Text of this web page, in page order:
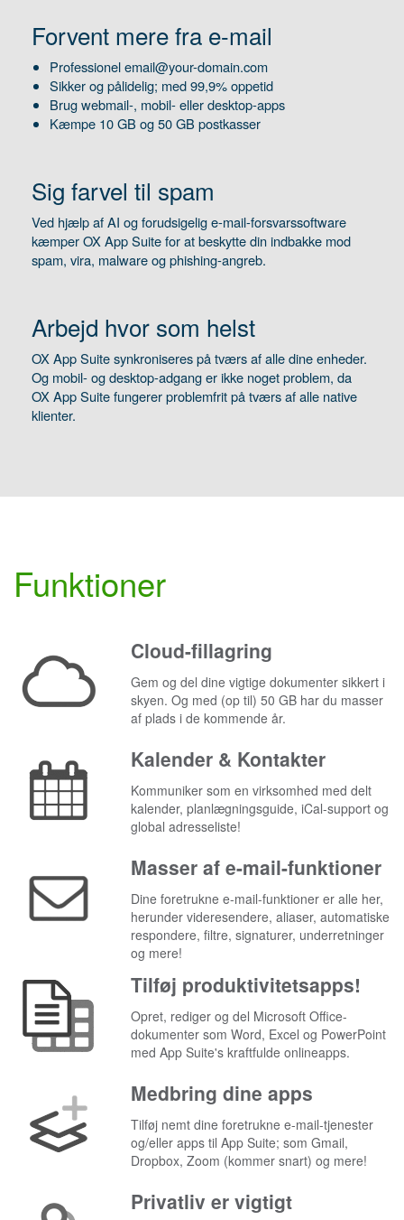
Forvent mere fra e-mail
Professionel email@your-domain.com
Sikker og pålidelig; med 99,9% oppetid
Brug webmail-, mobil- eller desktop-apps
Kæmpe 10 GB og 50 GB postkasser
Sig farvel til spam
Ved hjælp af AI og forudsigelig e-mail-forsvarssoftware
kæmper OX App Suite for at beskytte din indbakke mod
spam, vira, malware og phishing-angreb.
Arbejd hvor som helst
OX App Suite synkroniseres på tværs af alle dine enheder.
Og mobil- og desktop-adgang er ikke noget problem, da
OX App Suite fungerer problemfrit på tværs af alle native
klienter.
Funktioner
Cloud-fillagring
Gem og del dine vigtige dokumenter sikkert i
skyen. Og med (op til) 50 GB har du masser
af plads i de kommende år.
Kalender & Kontakter
Kommuniker som en virksomhed med delt
kalender, planlægningsguide, iCal-support og
global adresseliste!
Masser af e-mail-funktioner
Dine foretrukne e-mail-funktioner er alle her,
herunder videresendere, aliaser, automatiske
respondere, filtre, signaturer, underretninger
og mere!
Tilføj produktivitetsapps!
Opret, rediger og del Microsoft Office-
dokumenter som Word, Excel og PowerPoint
med App Suite's kraftfulde onlineapps.
Medbring dine apps
Tilføj nemt dine foretrukne e-mail-tjenester
og/eller apps til App Suite; som Gmail,
Dropbox, Zoom (kommer snart) og mere!
Privatliv er vigtigt